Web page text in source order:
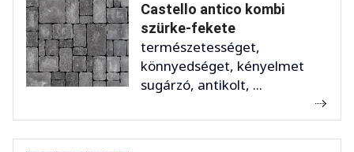
Castello antico kombi
szürke-fekete
természetességet,
könnyedséget, kényelmet
sugárzó, antikolt, ...